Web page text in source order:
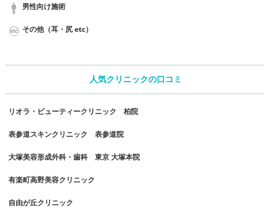
男性向け施術
その他（耳・尻 etc）
人気クリニックの口コミ
リオラ・ビューティークリニック 柏院
表参道スキンクリニック 表参道院
大塚美容形成外科・歯科 東京 大塚本院
有楽町高野美容クリニック
自由が丘クリニック